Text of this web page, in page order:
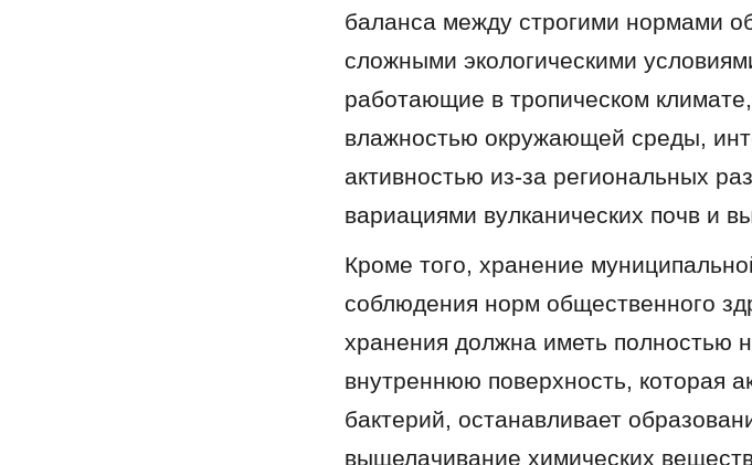
баланса между строгими нормами
сложными экологическими
работающие в тропическом
влажностью окружающей среды,
активностью из-за региональных
вариациями вулканических почв и
Кроме того, хранение
соблюдения норм общественного
хранения должна иметь полностью
внутреннюю поверхность, которая
бактерий, останавливает
выщелачивание химических